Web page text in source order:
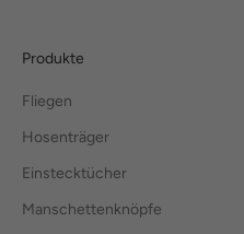
Produkte
Fliegen
Hosenträger
Einstecktücher
Manschettenknöpfe